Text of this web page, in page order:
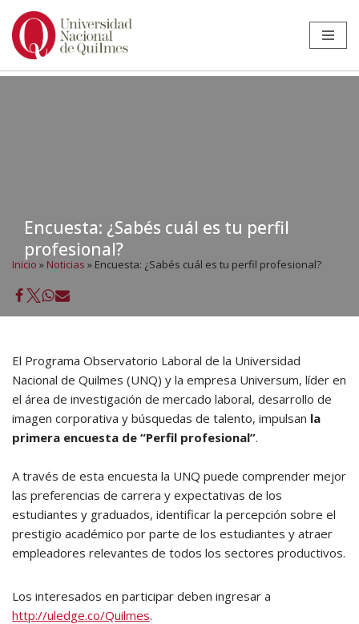
Ir
Encuesta: ¿Sabés cuál es tu perfil
profesional?
Inicio » Noticias » Encuesta: ¿Sabés cuál es tu perfil profesional?
El Programa Observatorio Laboral de la Universidad
Nacional de Quilmes (UNQ) y la empresa Universum, líder en
el área de investigación de mercado laboral, desarrollo de
imagen corporativa y búsquedas de talento, impulsan la
primera encuesta de “Perfil profesional”.
A través de esta encuesta la UNQ puede comprender mejor
las preferencias de carrera y expectativas de los
estudiantes y graduados, identificar la percepción sobre el
prestigio académico por parte de los estudiantes y atraer
empleadores relevantes de todos los sectores productivos.
Los interesados en participar deben ingresar a
http://uledge.co/Quilmes.